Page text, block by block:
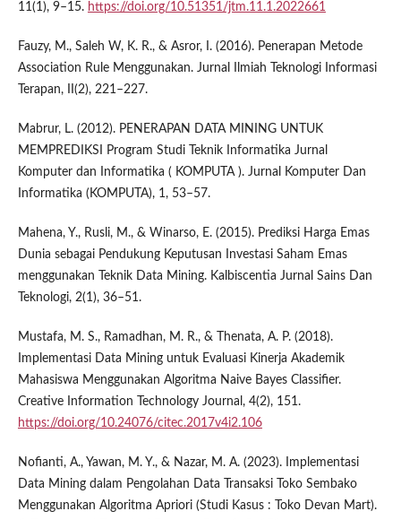
11(1), 9–15. https://doi.org/10.51351/jtm.11.1.2022661
Fauzy, M., Saleh W, K. R., & Asror, I. (2016). Penerapan Metode
Association Rule Menggunakan. Jurnal Ilmiah Teknologi Informasi
Terapan, II(2), 221–227.
Mabrur, L. (2012). PENERAPAN DATA MINING UNTUK
MEMPREDIKSI Program Studi Teknik Informatika Jurnal
Komputer dan Informatika ( KOMPUTA ). Jurnal Komputer Dan
Informatika (KOMPUTA), 1, 53–57.
Mahena, Y., Rusli, M., & Winarso, E. (2015). Prediksi Harga Emas
Dunia sebagai Pendukung Keputusan Investasi Saham Emas
menggunakan Teknik Data Mining. Kalbiscentia Jurnal Sains Dan
Teknologi, 2(1), 36–51.
Mustafa, M. S., Ramadhan, M. R., & Thenata, A. P. (2018).
Implementasi Data Mining untuk Evaluasi Kinerja Akademik
Mahasiswa Menggunakan Algoritma Naive Bayes Classifier.
Creative Information Technology Journal, 4(2), 151.
https://doi.org/10.24076/citec.2017v4i2.106
Nofianti, A., Yawan, M. Y., & Nazar, M. A. (2023). Implementasi
Data Mining dalam Pengolahan Data Transaksi Toko Sembako
Menggunakan Algoritma Apriori (Studi Kasus : Toko Devan Mart).